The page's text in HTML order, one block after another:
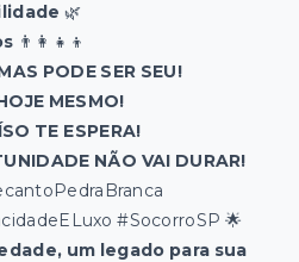
🌿
👨👩👧👦
PODE SER SEU!
MESMO!
TE ESPERA!
NÃO VAI DURAR!
#SocorroSP 🌟
um legado para sua